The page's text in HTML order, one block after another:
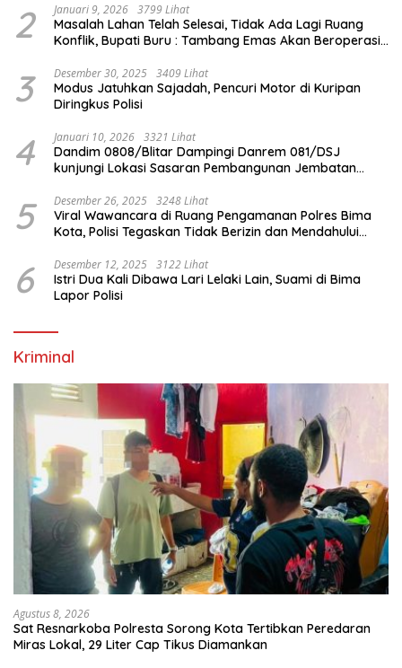
2 Januari 9, 2026 3799 Lihat
Masalah Lahan Telah Selesai, Tidak Ada Lagi Ruang
Konflik, Bupati Buru : Tambang Emas Akan Beroperasi
3 Desember 30, 2025 3409 Lihat
Modus Jatuhkan Sajadah, Pencuri Motor di Kuripan
Diringkus Polisi
4 Januari 10, 2026 3321 Lihat
Dandim 0808/Blitar Dampingi Danrem 081/DSJ
kunjungi Lokasi Sasaran Pembangunan Jembatan
5 Desember 26, 2025 3248 Lihat
Viral Wawancara di Ruang Pengamanan Polres Bima
Kota, Polisi Tegaskan Tidak Berizin dan Mendahului
6 Desember 12, 2025 3122 Lihat
Istri Dua Kali Dibawa Lari Lelaki Lain, Suami di Bima
Lapor Polisi
Kriminal
Agustus 8, 2026
Sat Resnarkoba Polresta Sorong Kota Tertibkan Peredaran
Miras Lokal, 29 Liter Cap Tikus Diamankan